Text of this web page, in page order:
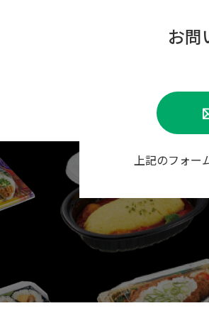
お問
上記のフォー